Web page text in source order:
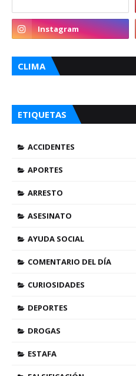
CLIMA
ETIQUETAS
ACCIDENTES
APORTES
ARRESTO
ASESINATO
AYUDA SOCIAL
COMENTARIO DEL DÍA
CURIOSIDADES
DEPORTES
DROGAS
ESTAFA